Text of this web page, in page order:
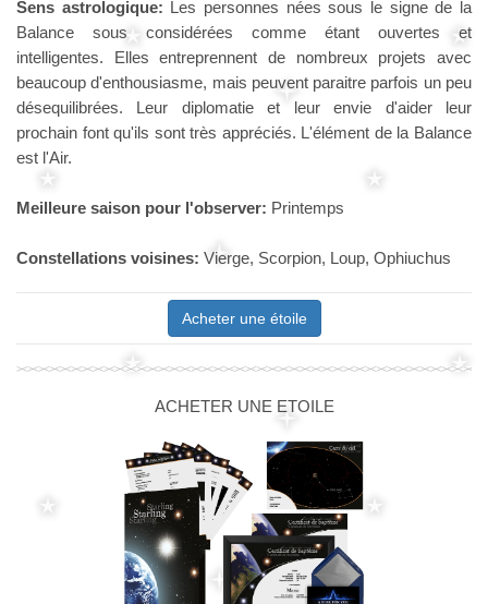
Sens astrologique: Les personnes nées sous le signe de la
Balance sous considérées comme étant ouvertes et
intelligentes. Elles entreprennent de nombreux projets avec
beaucoup d'enthousiasme, mais peuvent paraitre parfois un peu
désequilibrées. Leur diplomatie et leur envie d'aider leur
prochain font qu'ils sont très appréciés. L'élément de la Balance
est l'Air.
Meilleure saison pour l'observer: Printemps
Constellations voisines: Vierge, Scorpion, Loup, Ophiuchus
Acheter une étoile
ACHETER UNE ETOILE